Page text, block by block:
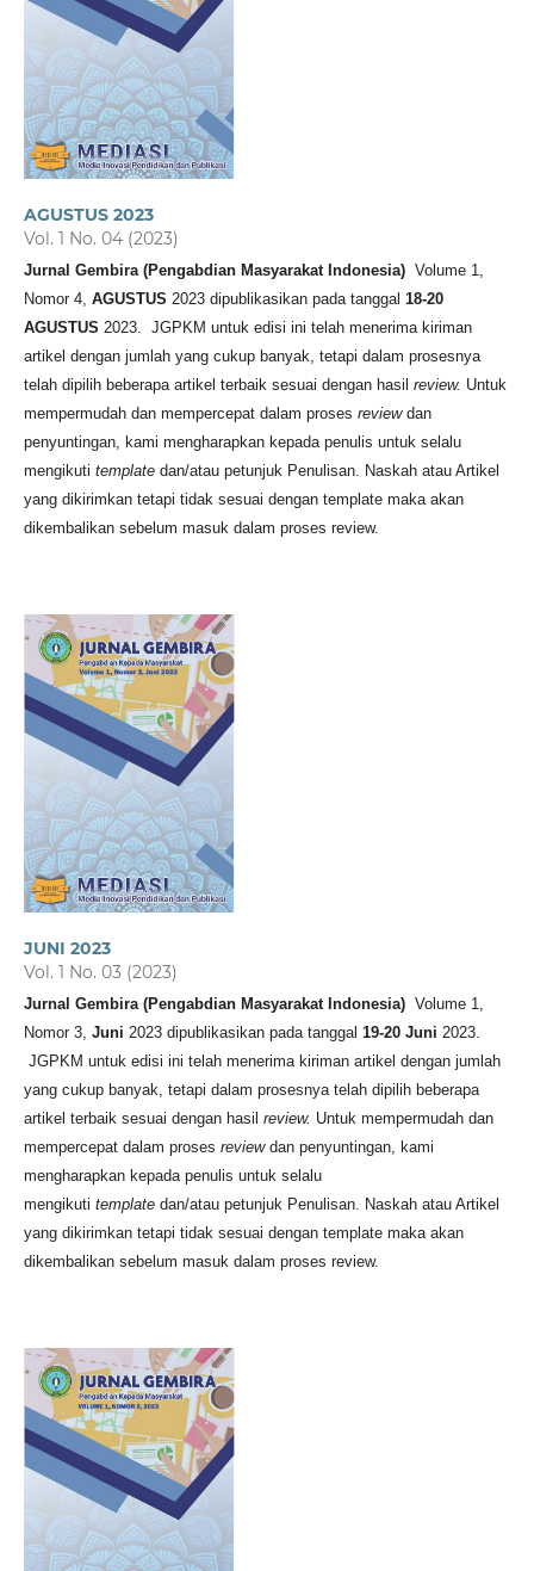
AGUSTUS 2023
Vol. 1 No. 04 (2023)
Jurnal Gembira (Pengabdian Masyarakat Indonesia) Volume 1,
Nomor 4, AGUSTUS 2023 dipublikasikan pada tanggal 18-20
AGUSTUS 2023.
JGPKM untuk edisi ini telah menerima kiriman
artikel dengan jumlah yang cukup banyak, tetapi dalam prosesnya
telah dipilih beberapa artikel terbaik sesuai dengan hasil review. Untuk
mempermudah dan mempercepat dalam proses review dan
penyuntingan, kami mengharapkan kepada penulis untuk selalu
mengikuti template dan/atau petunjuk Penulisan. Naskah atau Artikel
yang dikirimkan tetapi tidak sesuai dengan template maka akan
dikembalikan sebelum masuk dalam proses review.
JUNI 2023
Vol. 1 No. 03 (2023)
Jurnal Gembira (Pengabdian Masyarakat Indonesia) Volume 1,
Nomor 3, Juni 2023 dipublikasikan pada tanggal 19-20 Juni 2023.
JGPKM untuk edisi ini telah menerima kiriman artikel dengan jumlah
yang cukup banyak, tetapi dalam prosesnya telah dipilih beberapa
artikel terbaik sesuai dengan hasil review. Untuk mempermudah dan
mempercepat dalam proses review dan penyuntingan, kami
mengharapkan kepada penulis untuk selalu
mengikuti template dan/atau petunjuk Penulisan. Naskah atau Artikel
yang dikirimkan tetapi tidak sesuai dengan template maka akan
dikembalikan sebelum masuk dalam proses review.